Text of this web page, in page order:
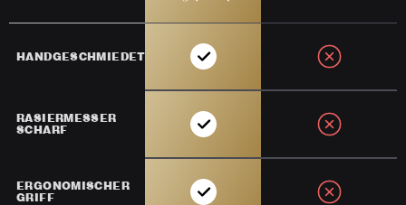
HANDGESCHMIEDET
RASIERMESSER
SCHARF
ERGONOMISCHER
GRIFF